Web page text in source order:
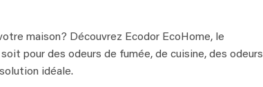
maison? Découvrez Ecodor EcoHome, le
pour des odeurs de fumée, de cuisine, des odeurs
idéale.